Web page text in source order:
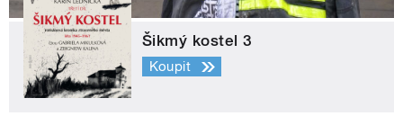
Šikmý kostel 3
Koupit